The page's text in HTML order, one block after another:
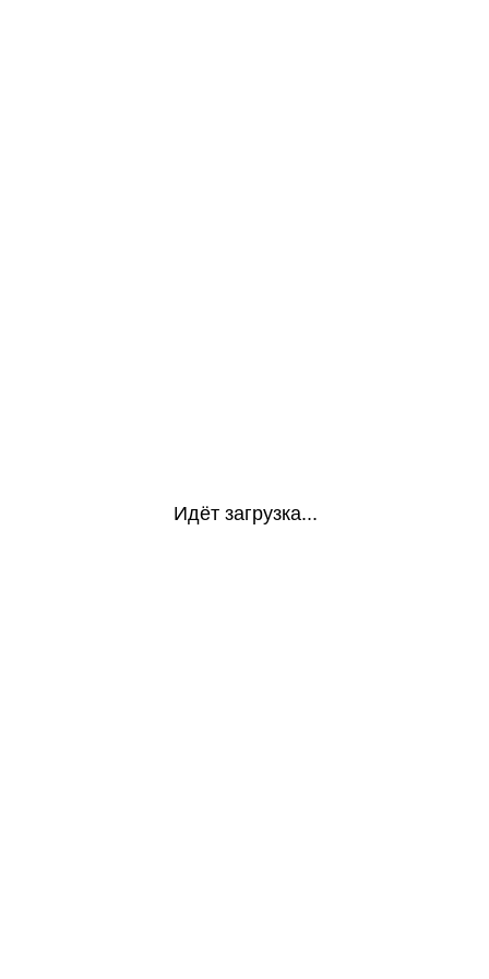
Идёт загрузка...